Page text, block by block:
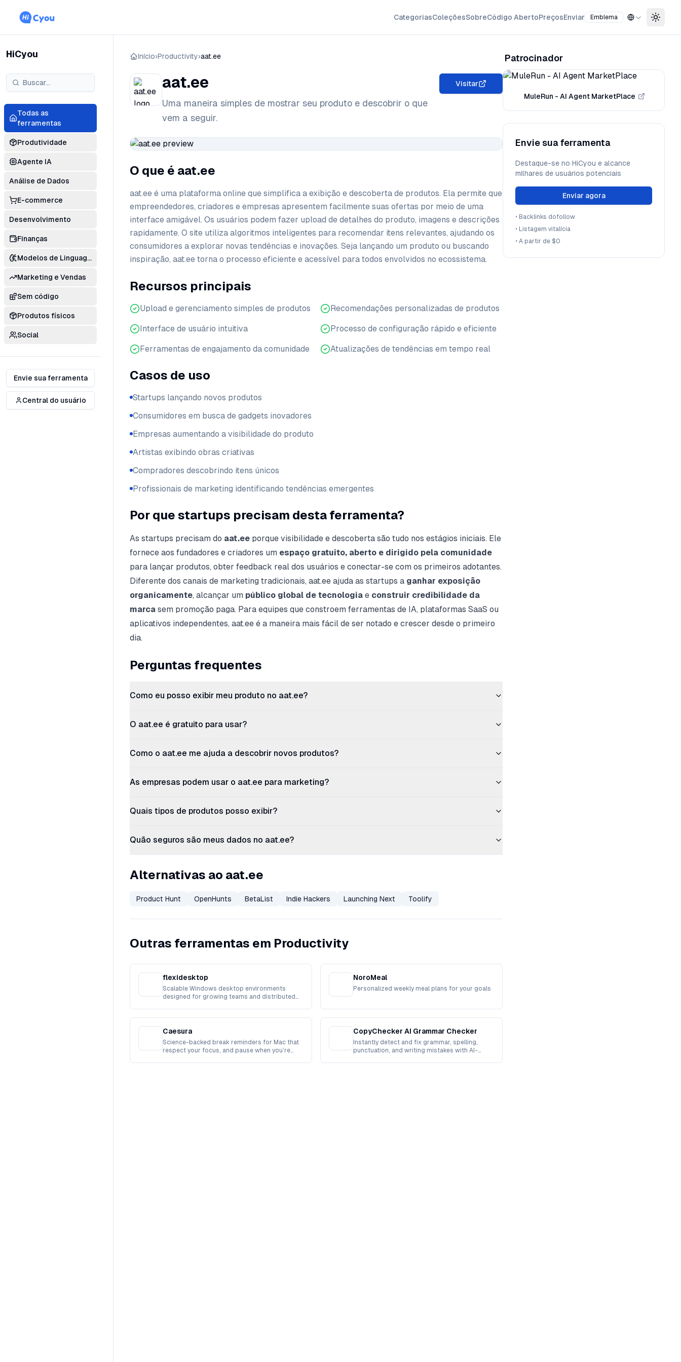
CategoriasColeçõesSobreCódigo AbertoPreçosEnviar Emblema
HiCyou
Todas as
ferramentas
Produtividade
Agente IA
Análise de Dados
E-commerce
Desenvolvimento
Finanças
Modelos de Linguagem
Marketing e Vendas
Sem código
Produtos físicos
Social
Envie sua ferramenta
Central do usuário
Início›Productivity›aat.ee
aat.ee
Uma maneira simples de mostrar seu produto e descobrir o que
vem a seguir.
Visitar
O que é aat.ee
aat.ee é uma plataforma online que simplifica a exibição e descoberta de produtos. Ela permite que
empreendedores, criadores e empresas apresentem facilmente suas ofertas por meio de uma
interface amigável. Os usuários podem fazer upload de detalhes do produto, imagens e descrições
rapidamente. O site utiliza algoritmos inteligentes para recomendar itens relevantes, ajudando os
consumidores a explorar novas tendências e inovações. Seja lançando um produto ou buscando
inspiração, aat.ee torna o processo eficiente e acessível para todos envolvidos no ecossistema.
Recursos principais
Upload e gerenciamento simples de produtos Recomendações personalizadas de produtos
Interface de usuário intuitiva Processo de configuração rápido e eficiente
Ferramentas de engajamento da comunidade Atualizações de tendências em tempo real
Casos de uso
Startups lançando novos produtos
Consumidores em busca de gadgets inovadores
Empresas aumentando a visibilidade do produto
Artistas exibindo obras criativas
Compradores descobrindo itens únicos
Profissionais de marketing identificando tendências emergentes
Por que startups precisam desta ferramenta?
As startups precisam do aat.ee porque visibilidade e descoberta são tudo nos estágios iniciais. Ele
fornece aos fundadores e criadores um espaço gratuito, aberto e dirigido pela comunidade
para lançar produtos, obter feedback real dos usuários e conectar-se com os primeiros adotantes.
Diferente dos canais de marketing tradicionais, aat.ee ajuda as startups a ganhar exposição
organicamente, alcançar um público global de tecnologia e construir credibilidade da
marca sem promoção paga. Para equipes que constroem ferramentas de IA, plataformas SaaS ou
aplicativos independentes, aat.ee é a maneira mais fácil de ser notado e crescer desde o primeiro
dia.
Perguntas frequentes
Como eu posso exibir meu produto no aat.ee?
O aat.ee é gratuito para usar?
Como o aat.ee me ajuda a descobrir novos produtos?
As empresas podem usar o aat.ee para marketing?
Quais tipos de produtos posso exibir?
Quão seguros são meus dados no aat.ee?
Alternativas ao aat.ee
Product Hunt OpenHunts BetaList Indie Hackers Launching Next Toolify
Outras ferramentas em Productivity
flexidesktop
Scalable Windows desktop environments
designed for growing teams and distributed
NoroMeal
Personalized weekly meal plans for your goals
Caesura
Science-backed break reminders for Mac that
respect your focus, and pause when you’re
CopyChecker AI Grammar Checker
Instantly detect and fix grammar, spelling,
punctuation, and writing mistakes with AI-
Patrocinador
MuleRun - AI Agent MarketPlace
Envie sua ferramenta
Destaque-se no HiCyou e alcance
milhares de usuários potenciais
Enviar agora
• Backlinks dofollow
• Listagem vitalícia
• A partir de $0